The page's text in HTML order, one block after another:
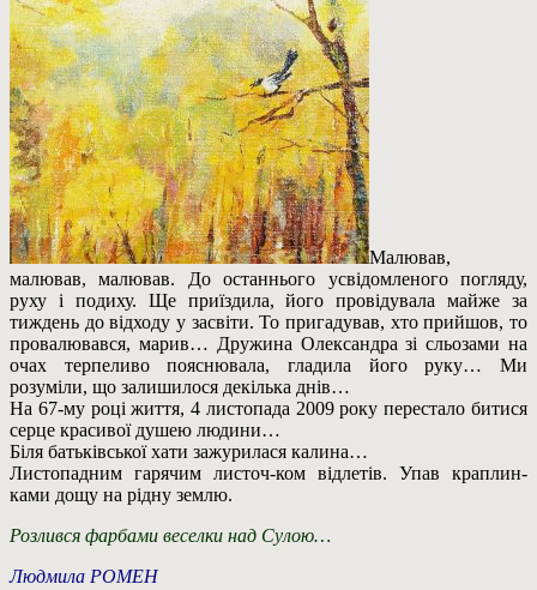
Малював,
малював, малював. До останнього усвідомленого погляду,
руху і подиху. Ще приїздила, його провідувала майже за
тиждень до відходу у засвіти. То пригадував, хто прийшов, то
провалювався, марив… Дружина Олександра зі сльозами на
очах терпеливо пояснювала, гладила його руку… Ми
розуміли, що залишилося декілька днів…
На 67-му році життя, 4 листопада 2009 року перестало битися
серце красивої душею людини…
Біля батьківської хати зажурилася калина…
Листопадним гарячим листоч-ком відлетів. Упав краплин-
ками дощу на рідну землю.
Розлився фарбами веселки над Сулою…
Людмила РОМЕН